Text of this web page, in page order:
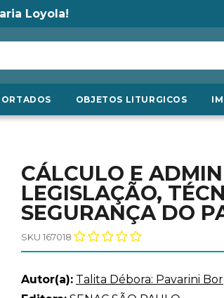
Loyola!
OBJETOS LITURGICOS
CÁLCULO E
LEGISLAÇÃO,
SEGURANÇA DO
SKU 167018
Autor(a): Talita Débora: Pavarini